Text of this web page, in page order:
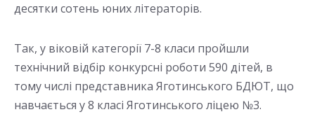
десятки сотень юних літераторів.
Так, у віковій категорії 7-8 класи пройшли
технічний відбір конкурсні роботи 590 дітей, в
тому числі представника Яготинського БДЮТ, що
навчається у 8 класі Яготинського ліцею №3.